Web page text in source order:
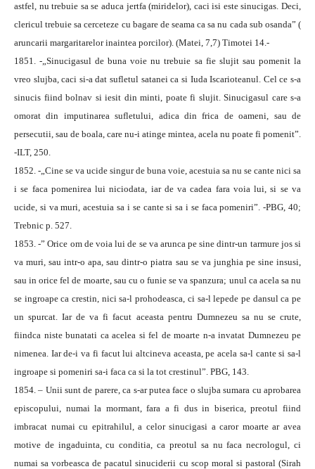
astfel, nu trebuie sa se aduca jertfa (miridelor), caci isi este sinucigas. Deci,
clericul trebuie sa cerceteze cu bagare de seama ca sa nu cada sub osanda” (
aruncarii margaritarelor inaintea porcilor). (Matei, 7,7) Timotei 14.-
1851. -„Sinucigasul de buna voie nu trebuie sa fie slujit sau pomenit la
vreo slujba, caci si-a dat sufletul satanei ca si Iuda Iscarioteanul. Cel ce s-a
sinucis fiind bolnav si iesit din minti, poate fi slujit. Sinucigasul care s-a
omorat din imputinarea sufletului, adica din frica de oameni, sau de
persecutii, sau de boala, care nu-i atinge mintea, acela nu poate fi pomenit”.
-ILT, 250.
1852. -„Cine se va ucide singur de buna voie, acestuia sa nu se cante nici sa
i se faca pomenirea lui niciodata, iar de va cadea fara voia lui, si se va
ucide, si va muri, acestuia sa i se cante si sa i se faca pomeniri”. -PBG, 40;
Trebnic p. 527.
1853. -” Orice om de voia lui de se va arunca pe sine dintr-un tarmure jos si
va muri, sau intr-o apa, sau dintr-o piatra sau se va junghia pe sine insusi,
sau in orice fel de moarte, sau cu o funie se va spanzura; unul ca acela sa nu
se ingroape ca crestin, nici sa-l prohodeasca, ci sa-l lepede pe dansul ca pe
un spurcat. Iar de va fi facut aceasta pentru Dumnezeu sa nu se crute,
fiindca niste bunatati ca acelea si fel de moarte n-a invatat Dumnezeu pe
nimenea. Iar de-i va fi facut lui altcineva aceasta, pe acela sa-l cante si sa-l
ingroape si pomeniri sa-i faca ca si la tot crestinul”. PBG, 143.
1854. – Unii sunt de parere, ca s-ar putea face o slujba sumara cu aprobarea
episcopului, numai la mormant, fara a fi dus in biserica, preotul fiind
imbracat numai cu epitrahilul, a celor sinucigasi a caror moarte ar avea
motive de ingaduinta, cu conditia, ca preotul sa nu faca necrologul, ci
numai sa vorbeasca de pacatul sinuciderii cu scop moral si pastoral (Sirah